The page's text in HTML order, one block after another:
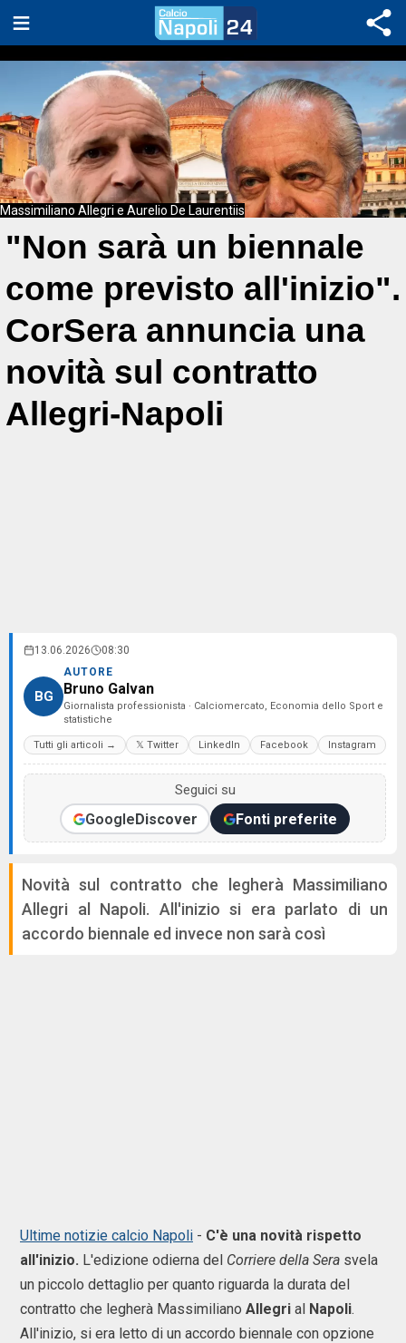
Massimiliano Allegri e Aurelio De Laurentiis
"Non sarà un biennale
come previsto all'inizio".
CorSera annuncia una
novità sul contratto
Allegri-Napoli
13.06.2026 08:30
BG
AUTORE
Bruno Galvan
Giornalista professionista · Calciomercato, Economia dello Sport e
statistiche
Tutti gli articoli → 𝕏 Twitter LinkedIn Facebook Instagram
Seguici su
GoogleDiscover Fonti preferite
Novità sul contratto che legherà Massimiliano
Allegri al Napoli. All'inizio si era parlato di un
accordo biennale ed invece non sarà così
Ultime notizie calcio Napoli - C'è una novità rispetto
all'inizio. L'edizione odierna del Corriere della Sera svela
un piccolo dettaglio per quanto riguarda la durata del
contratto che legherà Massimiliano Allegri al Napoli.
All'inizio, si era letto di un accordo biennale con opzione